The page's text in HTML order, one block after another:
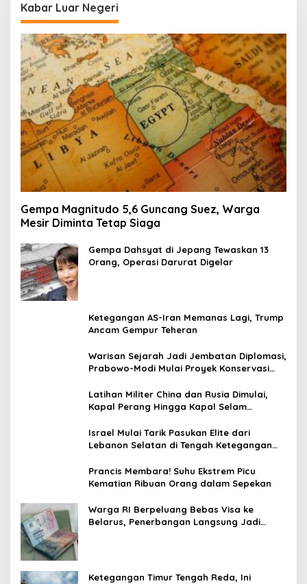
Kabar Luar Negeri
Gempa Magnitudo 5,6 Guncang Suez, Warga
Mesir Diminta Tetap Siaga
Gempa Dahsyat di Jepang Tewaskan 13
Orang, Operasi Darurat Digelar
Ketegangan AS-Iran Memanas Lagi, Trump
Ancam Gempur Teheran
Warisan Sejarah Jadi Jembatan Diplomasi,
Prabowo-Modi Mulai Proyek Konservasi
Latihan Militer China dan Rusia Dimulai,
Kapal Perang Hingga Kapal Selam
Israel Mulai Tarik Pasukan Elite dari
Lebanon Selatan di Tengah Ketegangan
Prancis Membara! Suhu Ekstrem Picu
Kematian Ribuan Orang dalam Sepekan
Warga RI Berpeluang Bebas Visa ke
Belarus, Penerbangan Langsung Jadi
Ketegangan Timur Tengah Reda, Ini